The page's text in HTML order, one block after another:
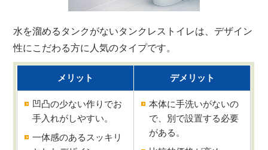
水を溜めるタンクがないタンクレストイレは、デザイン
性にこだわる方に人気のタイプです。
メリット デメリット
凹凸の少ない作りでお
手入れがしやすい。
一体感のあるスッキリ
本体に手洗いがないの
で、別で設置する必要
がある。